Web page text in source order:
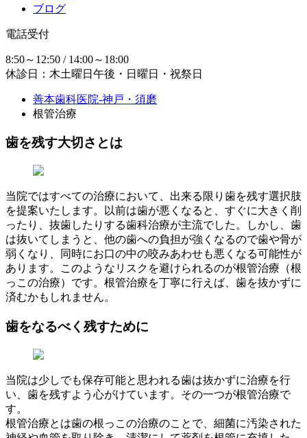
ブログ
電話受付
8:50～12:50 / 14:00～18:00
休診日：木土曜日午後・日曜日・祝祭日
善本歯科医院-神戸・須磨
根管治療
歯を残す大切さとは
当院ではすべての治療において、出来る限り歯を残す選択肢
を提案いたします。以前は歯が悪くなると、すぐに大きく削
ったり、抜歯したりする歯科治療が主流でした。しかし、歯
は抜いてしまうと、他の歯への負担が強くなるので歯や骨が
弱くなり、同時にお口の中の咬みあわせも悪くなる可能性が
あります。このようなリスクを避けられるのが根管治療（根
っこの治療）です。根管治療を丁寧に行えば、歯を抜かずに
済むかもしれません。
歯をなるべく残すために
当院は少しでも保存可能と思われる歯は抜かずに治療を行
い、歯を残すよう心がけています。その一つが根管治療で
す。
根管治療とは歯の根っこの治療のことで、細菌に汚染された